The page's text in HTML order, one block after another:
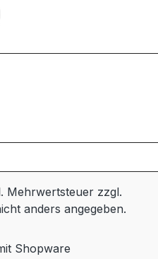
Mehrwertsteuer zzgl.
anders angegeben.
Shopware